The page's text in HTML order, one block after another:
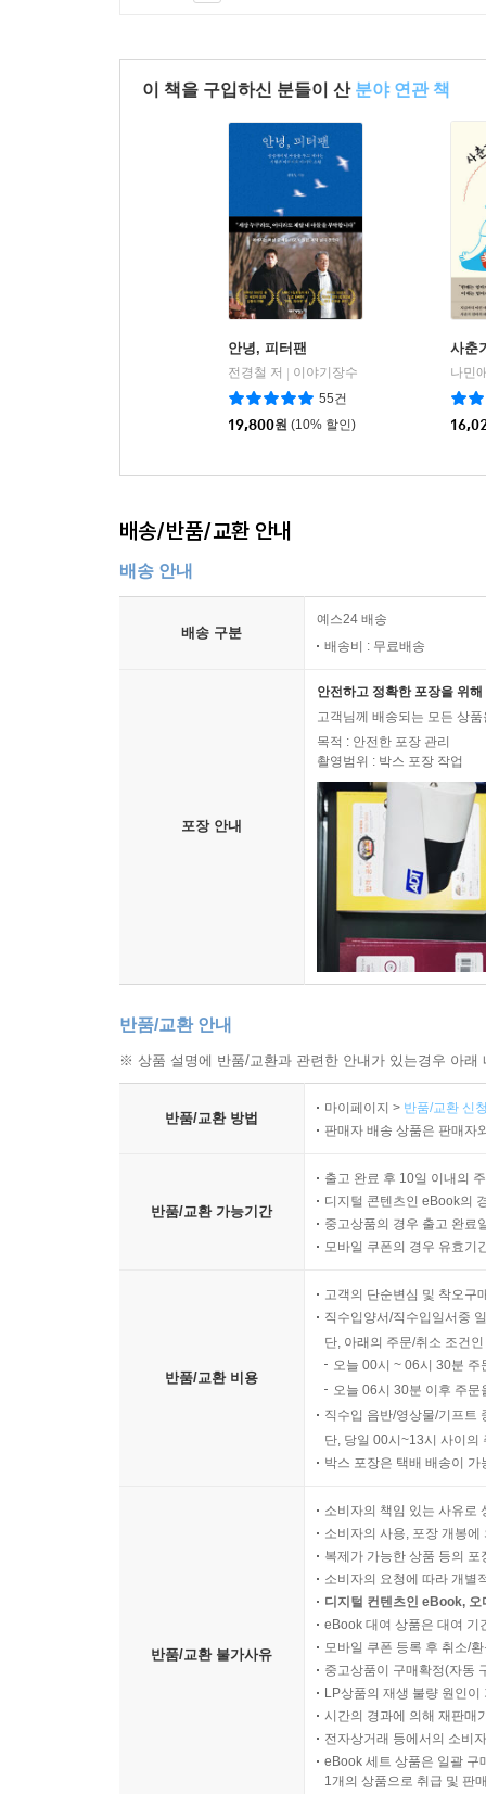
이 책을 구입하신 분들이 산 분야 연관 책
안녕, 피터팬
전경철 저
이야기장수
55건
19,800원 (10% 할인)
사춘
나민
배송/반품/교환 안내
배송 안내
배송 구분
예스24 배송
배송비 : 무료배송
포장 안내
안전하고 정확한 포장을 위
고객님께 배송되는 모든 상
목적 : 안전한 포장 관리
촬영범위 : 박스 포장 작업
반품/교환 안내
※ 상품 설명에 반품/교환과 관련한 안내가 있는경우 아
반품/교환 방법
마이페이지 > 반품/교환 신
판매자 배송 상품은 판매자
반품/교환 가능기간
출고 완료 후 10일 이내의
디지털 콘텐츠인 eBook의
중고상품의 경우 출고 완료
모바일 쿠폰의 경우 유효기
반품/교환 비용
고객의 단순변심 및 착오구
직수입양서/직수입일서중
단, 아래의 주문/취소 조건
오늘 00시 ~ 06시 30분
오늘 06시 30분 이후 주
직수입 음반/영상물/기프트
단, 당일 00시~13시 사이의
박스 포장은 택배 배송이
반품/교환 불가사유
소비자의 책임 있는 사유로
소비자의 사용, 포장 개봉
복제가 가능한 상품 등의
소비자의 요청에 따라 개별
디지털 컨텐츠인 eBook,
eBook 대여 상품은 대여 기
모바일 쿠폰 등록 후 취소/
중고상품이 구매확정(자동
LP상품의 재생 불량 원인
시간의 경과에 의해 재판매
전자상거래 등에서의 소비
eBook 세트 상품은 일괄 구
1개의 상품으로 취급 및 판